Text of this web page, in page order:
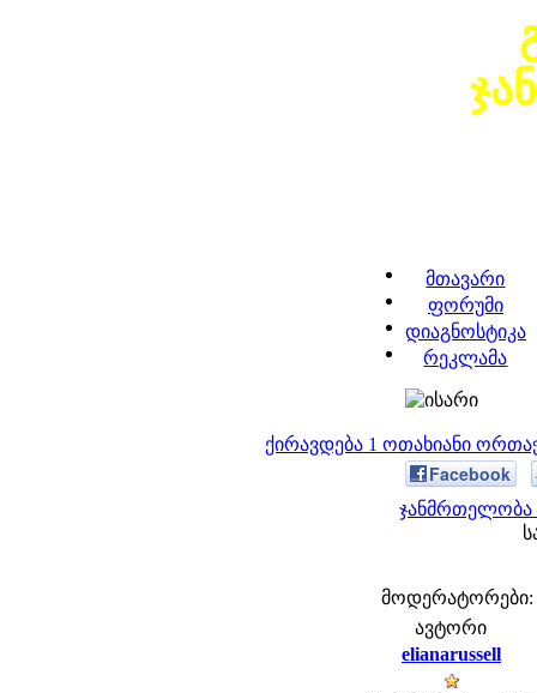
მთავარი
ფორუმი
დიაგნოსტიკა
რეკლამა
ქირავდება 1 ოთახიანი
Facebook
ჯანმრთელობა
მოდერატორები:
ავტორი
elianarussell